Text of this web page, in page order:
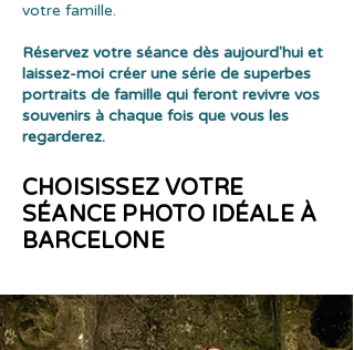
votre famille.
Réservez votre séance dès aujourd'hui et
laissez-moi créer une série de superbes
portraits de famille qui feront revivre vos
souvenirs à chaque fois que vous les
regarderez.
CHOISISSEZ VOTRE
SÉANCE PHOTO IDÉALE À
BARCELONE